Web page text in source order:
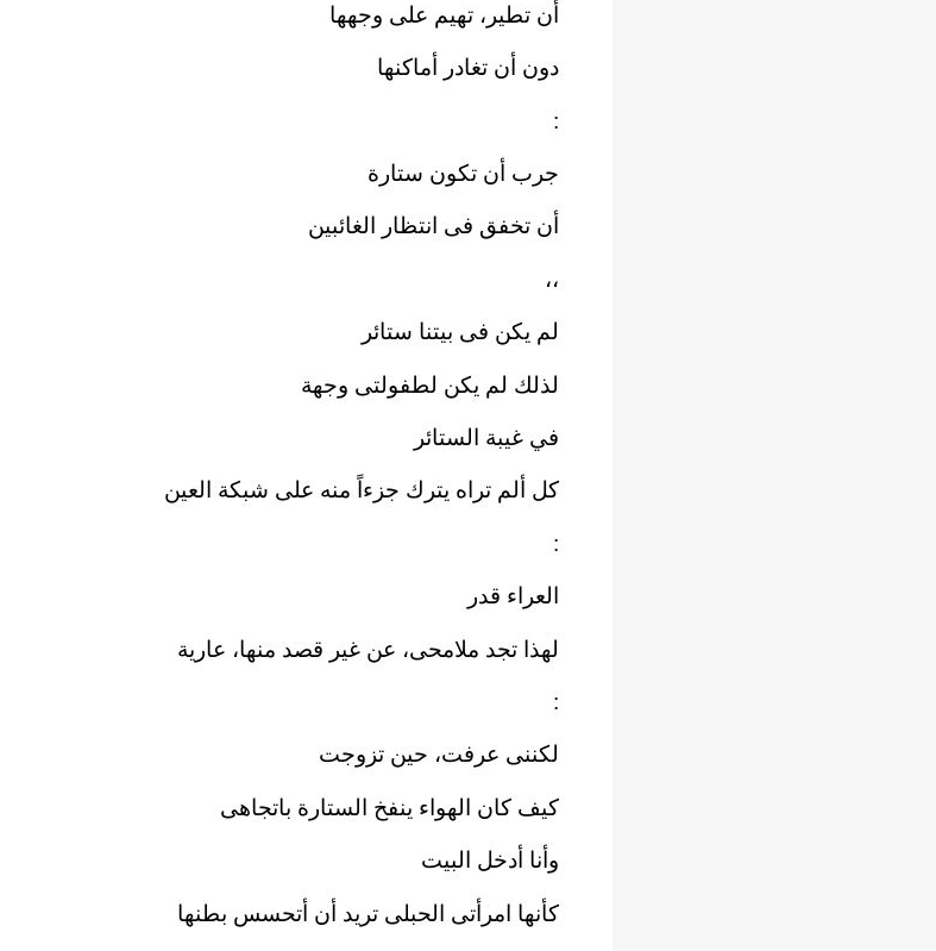
أن تطير، تهيم على وجهها
دون أن تغادر أماكنها
:
جرب أن تكون ستارة
أن تخفق فى انتظار الغائبين
،،
لم يكن فى بيتنا ستائر
لذلك لم يكن لطفولتى وجهة
في غيبة الستائر
كل ألم تراه يترك جزءاً منه على شبكة العين
:
العراء قدر
لهذا تجد ملامحى، عن غير قصد منها، عارية
:
لكننى عرفت، حين تزوجت
كيف كان الهواء ينفخ الستارة باتجاهى
وأنا أدخل البيت
كأنها امرأتى الحبلى تريد أن أتحسس بطنها